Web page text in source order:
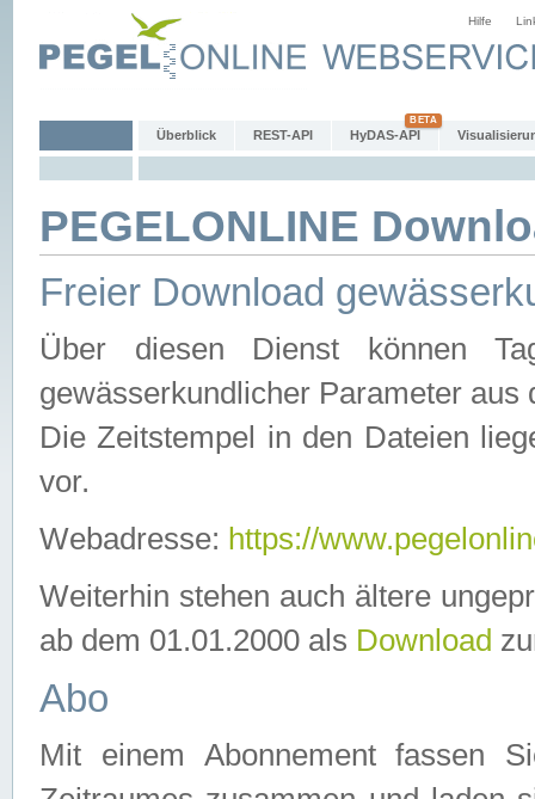
Hilfe
Überblick REST-API HyDAS-API
PEGELONLINE
Freier Download
Über diesen Dienst können
gewässerkundlicher Parameter aus
Die Zeitstempel in den Dateien
vor.
Webadresse: https://
Weiterhin stehen auch ältere
ab dem 01.01.2000 als Download
Abo
Mit einem Abonnement fassen